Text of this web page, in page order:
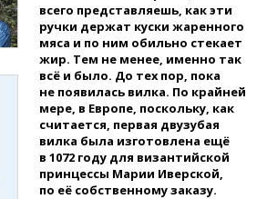
всего представляешь, как эти
ручки держат куски жаренного
мяса и по ним обильно стекает
жир. Тем не менее, именно так
всё и было. До тех пор, пока
не появилась вилка. По крайней
мере, в Европе, поскольку, как
считается, первая двузубая
вилка была изготовлена ещё
в 1072 году для византийской
принцессы Марии Иверской,
по её собственному заказу.